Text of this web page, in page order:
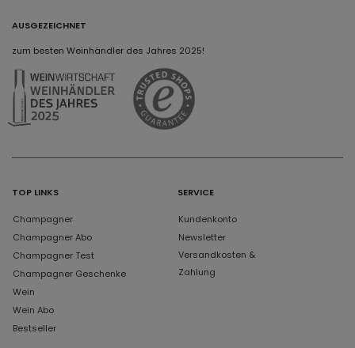
AUSGEZEICHNET
zum besten Weinhändler des Jahres 2025!
TOP LINKS
Champagner
Champagner Abo
Champagner Test
Champagner Geschenke
Wein
Wein Abo
Bestseller
SERVICE
Kundenkonto
Newsletter
Versandkosten &
Zahlung